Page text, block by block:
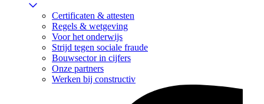
Certificaten & attesten
Regels & wetgeving
Voor het onderwijs
Strijd tegen sociale fraude
Bouwsector in cijfers
Onze partners
Werken bij constructiv